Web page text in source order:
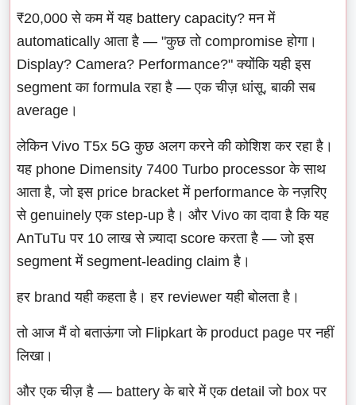
₹20,000 से कम में यह battery capacity? मन में
automatically आता है — "कुछ तो compromise होगा।
Display? Camera? Performance?" क्योंकि यही इस
segment का formula रहा है — एक चीज़ धांसू, बाकी सब
average।
लेकिन Vivo T5x 5G कुछ अलग करने की कोशिश कर रहा है।
यह phone Dimensity 7400 Turbo processor के साथ
आता है, जो इस price bracket में performance के नज़रिए
से genuinely एक step-up है। और Vivo का दावा है कि यह
AnTuTu पर 10 लाख से ज़्यादा score करता है — जो इस
segment में segment-leading claim है।
हर brand यही कहता है। हर reviewer यही बोलता है।
तो आज मैं वो बताऊंगा जो Flipkart के product page पर नहीं
लिखा।
और एक चीज़ है — battery के बारे में एक detail जो box पर